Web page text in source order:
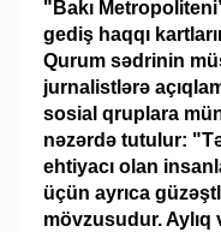
"Bakı
gediş haqqı
Qurum sədrinin
jurnalistlərə
sosial qruplara
nəzərdə tutulur:
ehtiyacı olan
üçün ayrıca
mövzusudur. Aylıq